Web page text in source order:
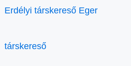
Erdélyi társkereső Eger
társkereső